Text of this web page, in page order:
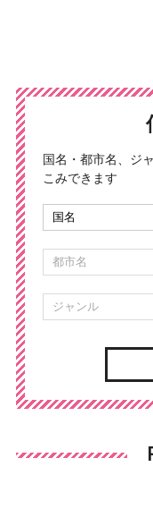
国名・都市名、ジ
こみできます